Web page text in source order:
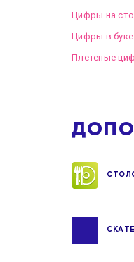
Цифры на
Цифры в
Плетеные